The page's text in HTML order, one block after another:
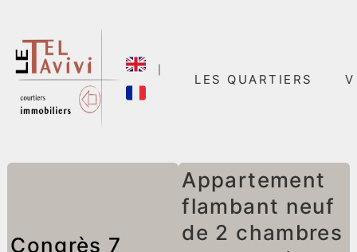
｜
LES QUARTIERS
Congrès 7
Appartement
flambant neuf
de 2 chambres